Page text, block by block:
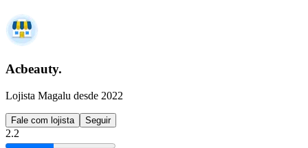
Acbeauty.
Lojista Magalu desde 2022
Fale com lojista Seguir
2.2